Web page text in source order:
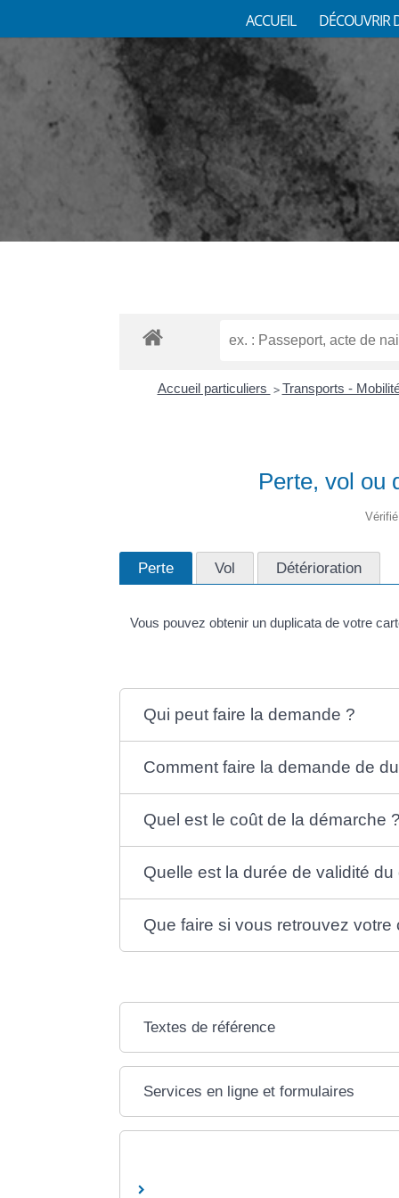
ACCUEIL DÉCOUVRIR
Accueil particuliers > Transports -
Perte, vol ou
Perte Vol Détérioration
Vous pouvez obtenir un duplicata de votre
Qui peut faire la demande ?
Comment faire la demande de
Quel est le coût de la démarche
Quelle est la durée de validité
Que faire si vous retrouvez
Textes de référence
Services en ligne et formulaires